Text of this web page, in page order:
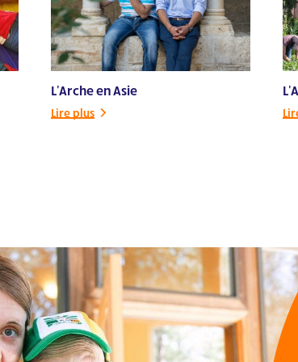
L'Arche en Asie
Lire plus